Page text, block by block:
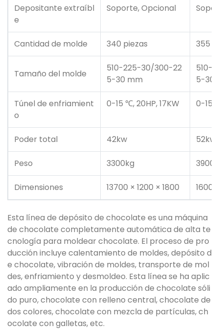
Depositante extraíbl
e
Soporte, Opcional
Cantidad de molde 340 piezas 355
Tamaño del molde
510-225-30/300-22
5-30 mm
510-
5-30
Túnel de enfriamient
o
0-15 ℃, 20HP, 17KW 0-15
Poder total 42kw 52kw
Peso 3300kg
Dimensiones 13700 × 1200 × 1800
Esta línea de depósito de chocolate es una máquina
de chocolate completamente automática de alta te
cnología para moldear chocolate. El proceso de pro
ducción incluye calentamiento de moldes, depósito d
e chocolate, vibración de moldes, transporte de mol
des, enfriamiento y desmoldeo. Esta línea se ha aplic
ado ampliamente en la producción de chocolate sóli
do puro, chocolate con relleno central, chocolate de
dos colores, chocolate con mezcla de partículas, ch
ocolate con galletas, etc.